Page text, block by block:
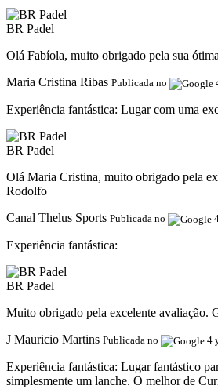
BR Padel
Olá Fabíola, muito obrigado pela sua
Maria Cristina Ribas Publicada no
Experiência fantástica: Lugar com uma
BR Padel
Olá Maria Cristina, muito obrigado pela
Rodolfo
Canal Thelus Sports Publicada no
Experiência fantástica:
BR Padel
Muito obrigado pela excelente avaliação.
J Mauricio Martins Publicada no 4
Experiência fantástica: Lugar fantástico
simplesmente um lanche. O melhor de